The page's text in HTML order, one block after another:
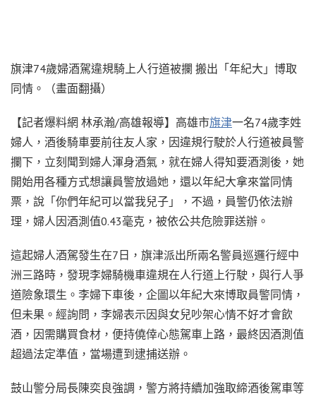
旗津74歲婦酒駕違規騎上人行道被攔 搬出「年紀大」博取
同情。（畫面翻攝）
【記者爆料網 林承瀚/高雄報導】高雄市旗津一名74歲李姓
婦人，酒後騎車要前往友人家，因違規行駛於人行道被員警
攔下，立刻聞到婦人渾身酒氣，就在婦人得知要酒測後，她
開始用各種方式想讓員警放過她，還以年紀大拿來當同情
票，說「你們年紀可以當我兒子」，不過，員警仍依法辦
理，婦人因酒測值0.43毫克，被依公共危險罪送辦。
這起婦人酒駕發生在7日，旗津派出所兩名警員巡邏行經中
洲三路時，發現李婦騎機車違規在人行道上行駛，與行人爭
道險象環生。李婦下車後，企圖以年紀大來博取員警同情，
但未果。經詢問，李婦表示因與女兒吵架心情不好才會飲
酒，因需購買食材，便持僥倖心態駕車上路，最終因酒測值
超過法定準值，當場遭到逮捕送辦。
鼓山警分局長陳奕良強調，警方將持續加強取締酒後駕車等